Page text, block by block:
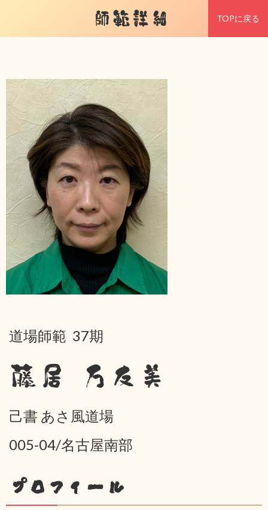
師範詳細 TOPに戻る
道場師範 37期
藤居 万友美
己書 あさ風道場
005-04/名古屋南部
プロフィール